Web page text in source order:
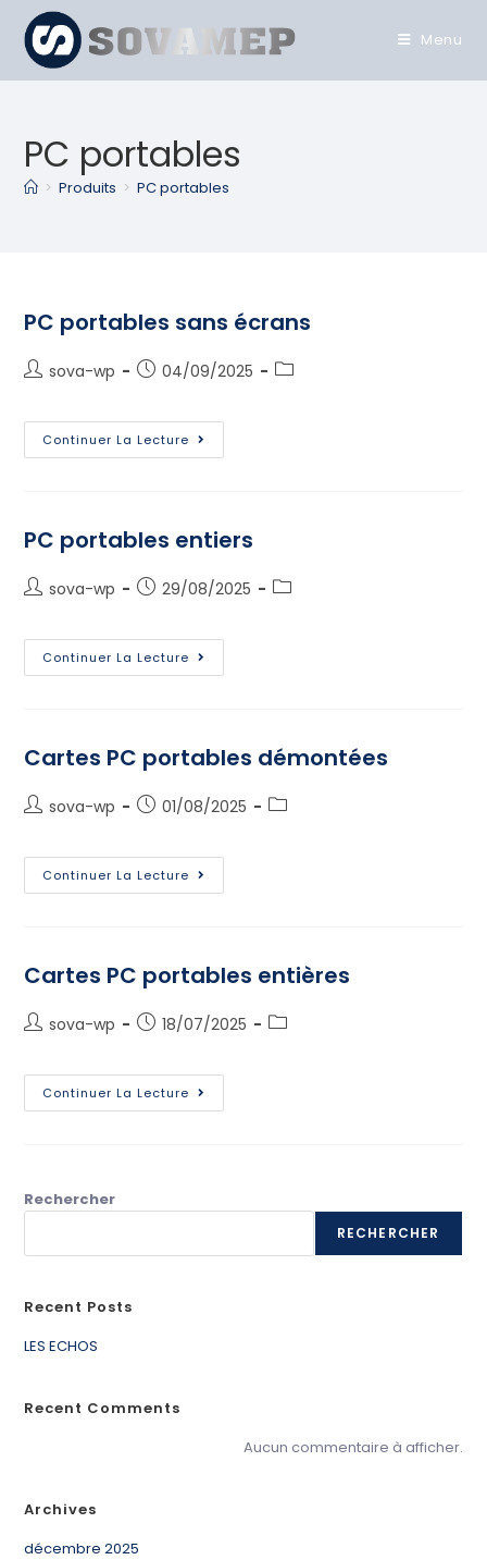
Menu
PC portables
> Produits > PC portables
PC portables sans écrans
sova-wp 04/09/2025
Continuer La Lecture
PC portables entiers
sova-wp 29/08/2025
Continuer La Lecture
Cartes PC portables démontées
sova-wp 01/08/2025
Continuer La Lecture
Cartes PC portables entières
sova-wp 18/07/2025
Continuer La Lecture
Rechercher
RECHERCHER
Recent Posts
LES ECHOS
Recent Comments
Aucun commentaire à afficher.
Archives
décembre 2025